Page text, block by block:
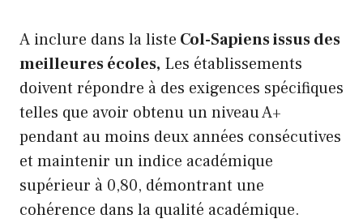
A inclure dans la liste Col-Sapiens issus des
meilleures écoles, Les établissements
doivent répondre à des exigences spécifiques
telles que avoir obtenu un niveau A+
pendant au moins deux années consécutives
et maintenir un indice académique
supérieur à 0,80, démontrant une
cohérence dans la qualité académique.